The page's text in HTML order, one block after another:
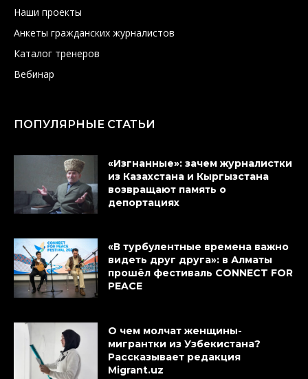
Наши проекты
Анкеты гражданских журналистов
Каталог тренеров
Вебинар
ПОПУЛЯРНЫЕ СТАТЬИ
«Изгнанные»: зачем журналистки
из Казахстана и Кыргызстана
возвращают память о
депортациях
«В турбулентные времена важно
видеть друг друга»: в Алматы
прошёл фестиваль CONNECT FOR
PEACE
О чем молчат женщины-
мигрантки из Узбекистана?
Рассказывает редакция
Migrant.uz